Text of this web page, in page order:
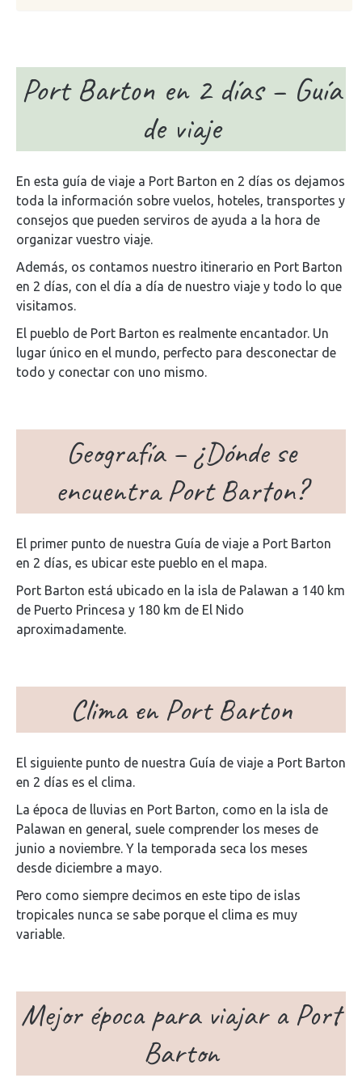
Port Barton en 2 días – Guía
de viaje
En esta guía de viaje a Port Barton en 2 días os dejamos
toda la información sobre vuelos, hoteles, transportes y
consejos que pueden serviros de ayuda a la hora de
organizar vuestro viaje.
Además, os contamos nuestro itinerario en Port Barton
en 2 días, con el día a día de nuestro viaje y todo lo que
visitamos.
El pueblo de Port Barton es realmente encantador. Un
lugar único en el mundo, perfecto para desconectar de
todo y conectar con uno mismo.
Geografía – ¿Dónde se
encuentra Port Barton?
El primer punto de nuestra Guía de viaje a Port Barton
en 2 días, es ubicar este pueblo en el mapa.
Port Barton está ubicado en la isla de Palawan a 140 km
de Puerto Princesa y 180 km de El Nido
aproximadamente.
Clima en Port Barton
El siguiente punto de nuestra Guía de viaje a Port Barton
en 2 días es el clima.
La época de lluvias en Port Barton, como en la isla de
Palawan en general, suele comprender los meses de
junio a noviembre. Y la temporada seca los meses
desde diciembre a mayo.
Pero como siempre decimos en este tipo de islas
tropicales nunca se sabe porque el clima es muy
variable.
Mejor época para viajar a Port
Barton